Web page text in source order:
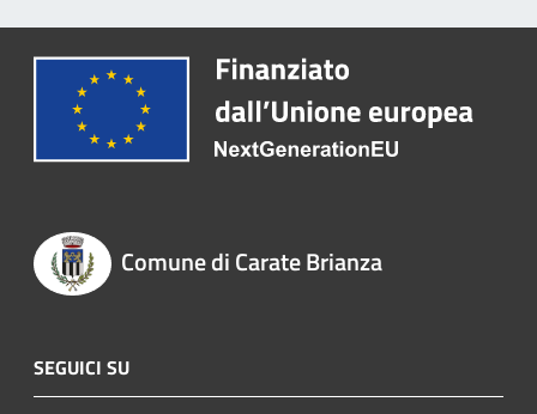
Comune di Carate Brianza
SEGUICI SU